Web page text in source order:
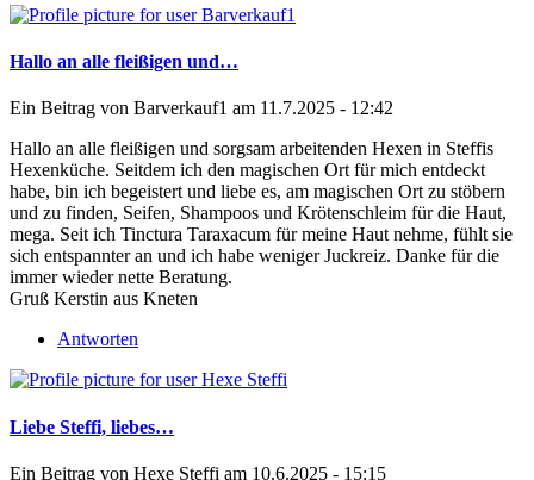
Hallo an alle fleißigen und…
Ein Beitrag von Barverkauf1 am 11.7.2025 - 12:42
Hallo an alle fleißigen und sorgsam arbeitenden Hexen in Steffis
Hexenküche. Seitdem ich den magischen Ort für mich entdeckt
habe, bin ich begeistert und liebe es, am magischen Ort zu stöbern
und zu finden, Seifen, Shampoos und Krötenschleim für die Haut,
mega. Seit ich Tinctura Taraxacum für meine Haut nehme, fühlt sie
sich entspannter an und ich habe weniger Juckreiz. Danke für die
immer wieder nette Beratung.
Gruß Kerstin aus Kneten
Antworten
Liebe Steffi, liebes…
Ein Beitrag von Hexe Steffi am 10.6.2025 - 15:15